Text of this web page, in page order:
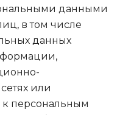
данными
в том числе
данных
или
к персональным